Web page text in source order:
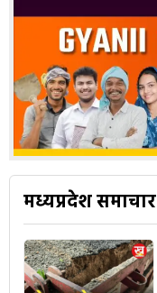
मध्यप्रदेश समाचार